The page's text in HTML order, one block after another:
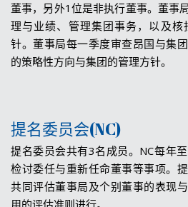
董事，另外1位是非执行董事。董事
理与业绩、管理集团事务，以及核
针。董事局每一季度审查昂国与集
的策略性方向与集团的管理方针。
提名委员会(NC)
提名委员会共有3名成员。NC每年
检讨委任与重新任命董事等事项。
共同评估董事局及个别董事的表现
用的评估准则进行。